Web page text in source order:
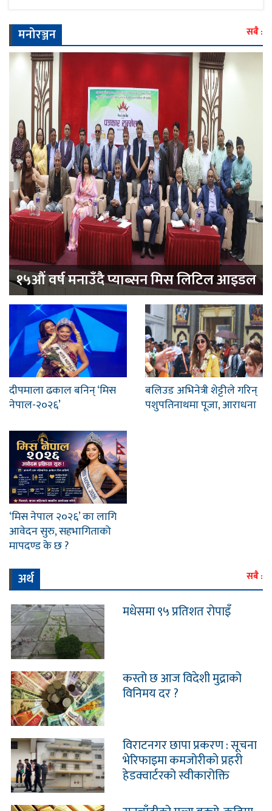
मनोरञ्जन सबै :
१५औं वर्ष मनाउँदै प्याब्सन मिस लिटिल आइडल
दीपमाला ढकाल बनिन् ‘मिस
नेपाल-२०२६’
बलिउड अभिनेत्री शेट्टीले गरिन्
पशुपतिनाथमा पूजा, आराधना
‘मिस नेपाल २०२६’ का लागि
आवेदन सुरु, सहभागिताको
मापदण्ड के छ ?
अर्थ सबै :
मधेसमा ९५ प्रतिशत रोपाइँ
कस्तो छ आज विदेशी मुद्राको
विनिमय दर ?
विराटनगर छापा प्रकरण : सूचना
भेरिफाइमा कमजोरीकाे प्रहरी
हेडक्वार्टरको स्वीकारोक्ति